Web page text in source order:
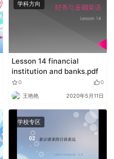
学科方向
Lesson 14 financial
institution and banks.pdf
0 0
王艳艳 2020年5月11日
学校专区